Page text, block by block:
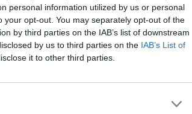
personal information utilized by us or personal
opt-out. You may separately opt-out of the
by third parties on the IAB’s list of downstream
by us to third parties on the IAB’s List of
it to other third parties.
CANALE